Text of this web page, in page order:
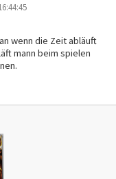
wenn die Zeit abläuft
mann beim spielen